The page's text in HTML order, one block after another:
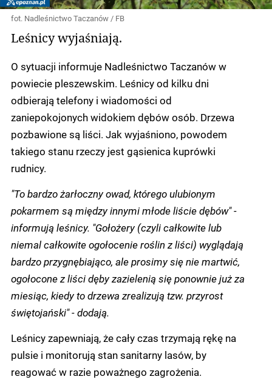
fot. Nadleśnictwo Taczanów / FB
Leśnicy wyjaśniają.
O sytuacji informuje Nadleśnictwo Taczanów w
powiecie pleszewskim. Leśnicy od kilku dni
odbierają telefony i wiadomości od
zaniepokojonych widokiem dębów osób. Drzewa
pozbawione są liści. Jak wyjaśniono, powodem
takiego stanu rzeczy jest gąsienica kuprówki
rudnicy.
"To bardzo żarłoczny owad, którego ulubionym
pokarmem są między innymi młode liście dębów" -
informują leśnicy. "Gołożery (czyli całkowite lub
niemal całkowite ogołocenie roślin z liści) wyglądają
bardzo przygnębiająco, ale prosimy się nie martwić,
ogołocone z liści dęby zazielenią się ponownie już za
miesiąc, kiedy to drzewa zrealizują tzw. przyrost
świętojański" - dodają.
Leśnicy zapewniają, że cały czas trzymają rękę na
pulsie i monitorują stan sanitarny lasów, by
reagować w razie poważnego zagrożenia.